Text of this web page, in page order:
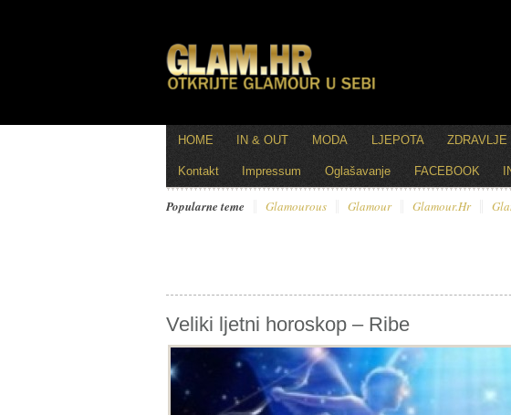
HOME IN & OUT MODA LJEPOTA ZDRAVLJE
Kontakt Impressum Oglašavanje FACEBOOK
Popularne teme Glamourous Glamour Glamour.hr
Veliki ljetni horoskop – Ribe